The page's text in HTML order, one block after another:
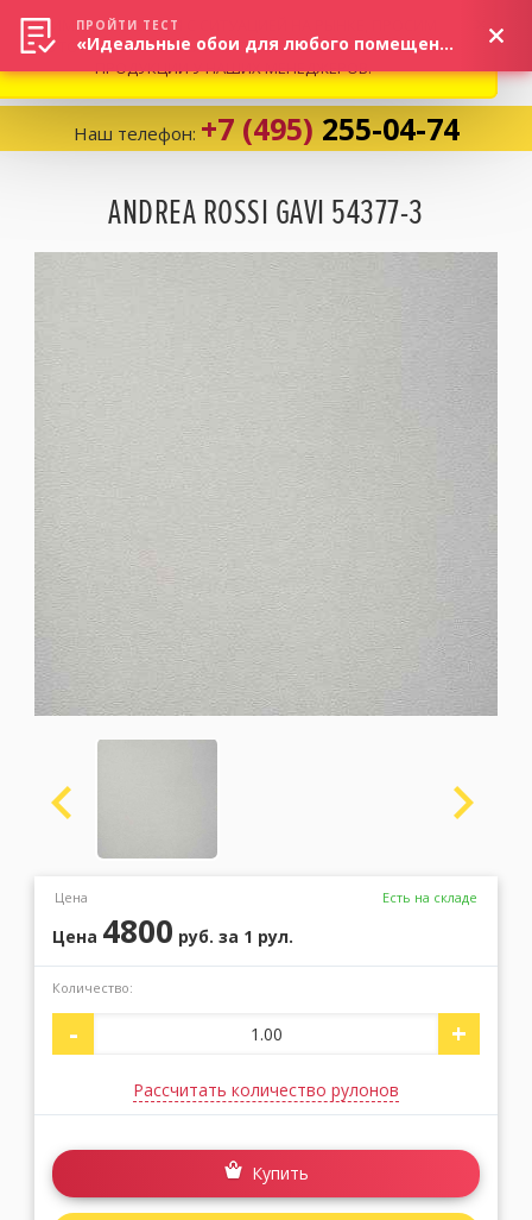
Корзина:0
0 товаров
Каталог
Компания
Личный кабинет
Москва (сменить город)
Заказать обратный звонок
Наш телефон: +7 (495) 255-04-74
ANDREA ROSSI GAVI 54377-3
Цена Есть на складе
Цена 4800 руб. за 1 рул.
Количество:
- +
Рассчитать количество рулонов
Купить
ВНИМАНИЕ! В СВЯЗИ С СИТУАЦИЕЙ НА РЫНКЕ, ПРОСИМ
УТОЧНЯТЬ АКТУАЛЬНУЮ СТОИМОСТЬ И НАЛИЧИЕ
ПРОДУКЦИИ У НАШИХ МЕНЕДЖЕРОВ.
ПРОЙТИ ТЕСТ
«Идеальные обои для любого помещения!»